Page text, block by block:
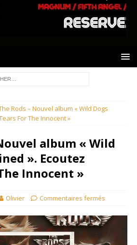
Rods – Nouvel album « Wild Dogs
For The Innocent »
album « Wild
». Ecoutez
Innocent »
Olivier Commentaires fermés